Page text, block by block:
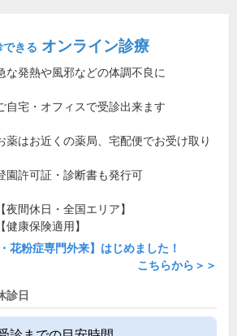
できる オンライン診療
な発熱や風邪などの体調不良に
自宅・オフィスで受診出来ます
薬はお近くの薬局、宅配便でお受け取り
園許可証・診断書も発行可
【夜間休日・全国エリア】
【健康保険適用】
花粉症専門外来】はじめました！
こちらから＞＞
診日